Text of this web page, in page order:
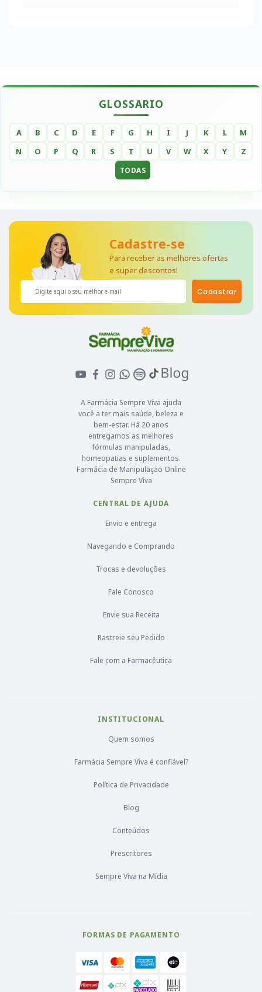
GLOSSARIO
A B C D E F G H I J K L
M
N
O P Q R S T U V W X Y Z
TODAS
A Farmácia Sempre Viva ajuda
você a ter mais saúde, beleza e
bem-estar. Há 20 anos
entregamos as melhores
fórmulas manipuladas,
homeopatias e suplementos.
Farmácia de Manipulação Online
Sempre Viva
CENTRAL DE AJUDA
Envio e entrega
Navegando e Comprando
Trocas e devoluções
Fale Conosco
Envie sua Receita
Rastreie seu Pedido
Fale com a Farmacêutica
INSTITUCIONAL
Quem somos
Farmácia Sempre Viva é confiável?
Política de Privacidade
Blog
Conteúdos
Prescritores
Sempre Viva na Mídia
FORMAS DE PAGAMENTO
Cadastre-se
Para receber as melhores ofertas
e super descontos!
Cadastrar